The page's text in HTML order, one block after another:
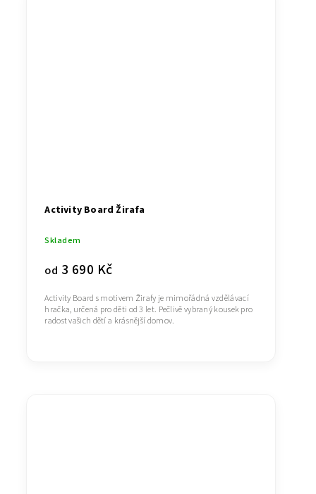
Activity Board Žirafa
Skladem
od 3 690 Kč
Activity Board s motivem Žirafy je mimořádná vzdělávací
hračka, určená pro děti od 3 let. Pečlivě vybraný kousek pro
radost vašich dětí a krásnější domov.